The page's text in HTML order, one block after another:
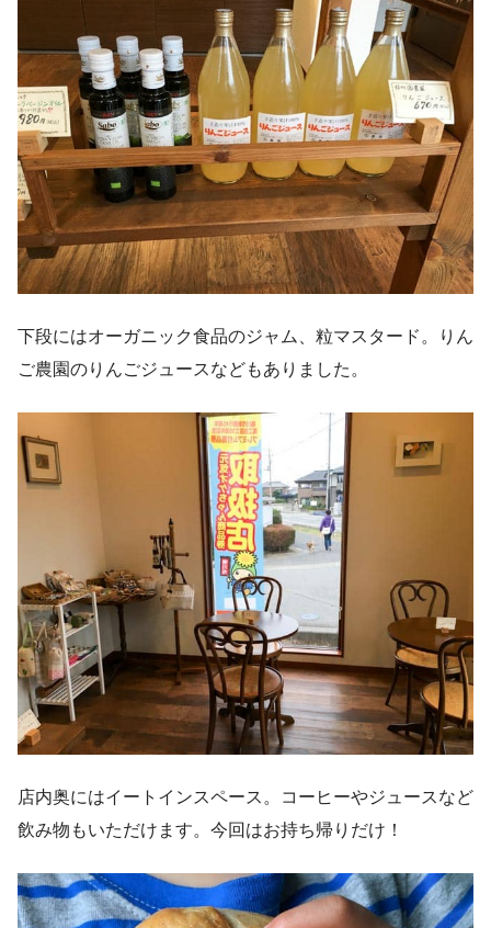
下段にはオーガニック食品のジャム、粒マスタード。りん
ご農園のりんごジュースなどもありました。
店内奥にはイートインスペース。コーヒーやジュースなど
飲み物もいただけます。今回はお持ち帰りだけ！